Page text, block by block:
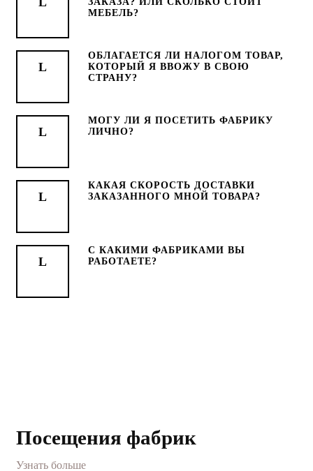
МЕБЕЛЬ?
ОБЛАГАЕТСЯ ЛИ НАЛОГОМ ТОВАР,
КОТОРЫЙ Я ВВОЖУ В СВОЮ
СТРАНУ?
МОГУ ЛИ Я ПОСЕТИТЬ ФАБРИКУ
ЛИЧНО?
КАКАЯ СКОРОСТЬ ДОСТАВКИ
ЗАКАЗАННОГО МНОЙ ТОВАРА?
С КАКИМИ ФАБРИКАМИ ВЫ
РАБОТАЕТЕ?
Посещения фабрик
Узнать больше